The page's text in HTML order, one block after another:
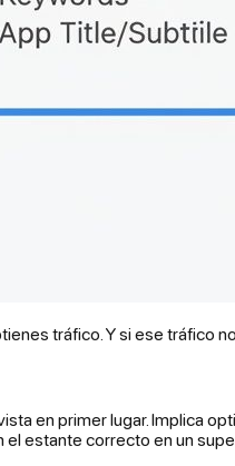
tráfico. Y si ese tráfico
en primer lugar. Implica
estante correcto en un